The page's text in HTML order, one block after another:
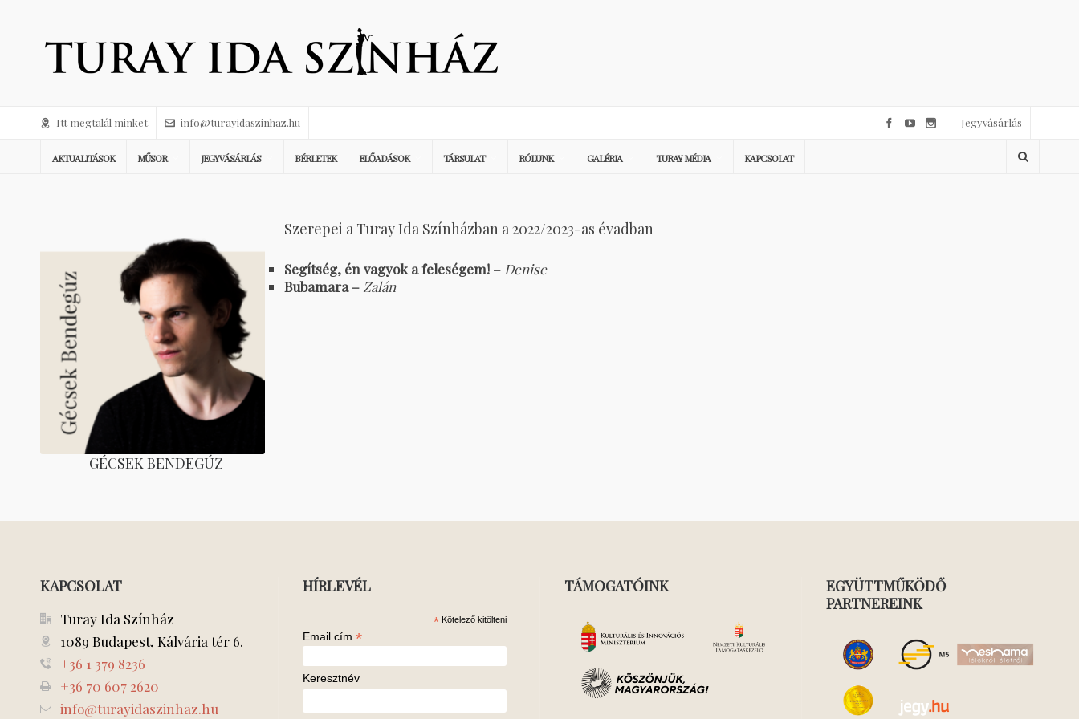
Itt megtalál minket info@turayidaszinhaz.hu Jegyvásárlás
AKTUALITÁSOK MŰSOR JEGYVÁSÁRLÁS BÉRLETEK ELŐADÁSOK TÁRSULAT RÓLUNK GALÉRIA TURAY MÉDIA KAPCSOLAT
Szerepei a Turay Ida Színházban a 2022/2023-as évadban
Segítség, én vagyok a feleségem! – Denise
Bubamara – Zalán
GÉCSEK BENDEGÚZ
KAPCSOLAT
Turay Ida Színház
1089 Budapest, Kálvária tér 6.
+36 1 379 8236
+36 70 607 2620
info@turayidaszinhaz.hu
HÍRLEVÉL
* Kötelező kitölteni
Email cím *
Keresztnév
TÁMOGATÓINK
EGYÜTTMŰKÖDŐ
PARTNEREINK